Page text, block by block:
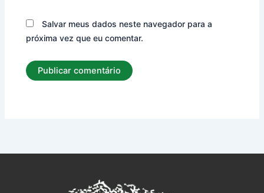
Salvar meus dados neste navegador para a
próxima vez que eu comentar.